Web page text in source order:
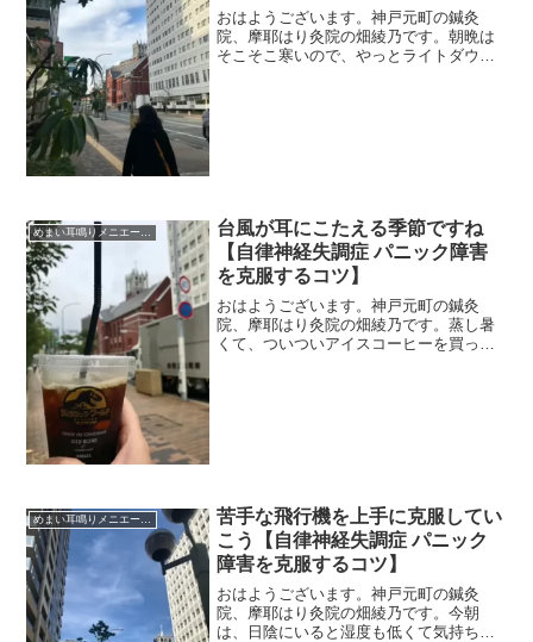
おはようございます。神戸元町の鍼灸
院、摩耶はり灸院の畑綾乃です。朝晩は
そこそこ寒いので、やっとライトダウン
台風が耳にこたえる季節ですね
【自律神経失調症 パニック障害
を克服するコツ】
おはようございます。神戸元町の鍼灸
院、摩耶はり灸院の畑綾乃です。蒸し暑
くて、ついついアイスコーヒーを買って
めまい耳鳴りメニエール突発性難聴
苦手な飛行機を上手に克服してい
こう【自律神経失調症 パニック
障害を克服するコツ】
おはようございます。神戸元町の鍼灸
院、摩耶はり灸院の畑綾乃です。今朝
は、日陰にいると湿度も低くて気持ちい